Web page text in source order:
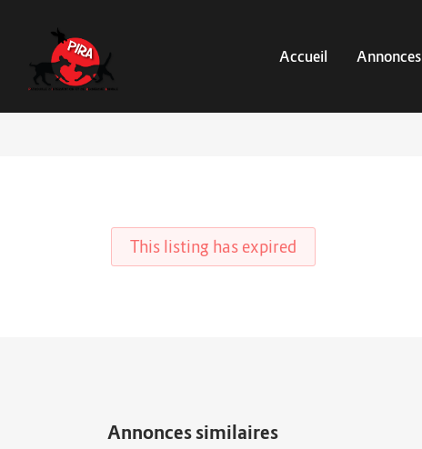
Accueil Annonces
This listing has expired